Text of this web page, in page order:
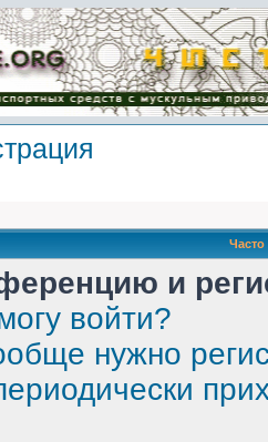
и
войти?
нужно